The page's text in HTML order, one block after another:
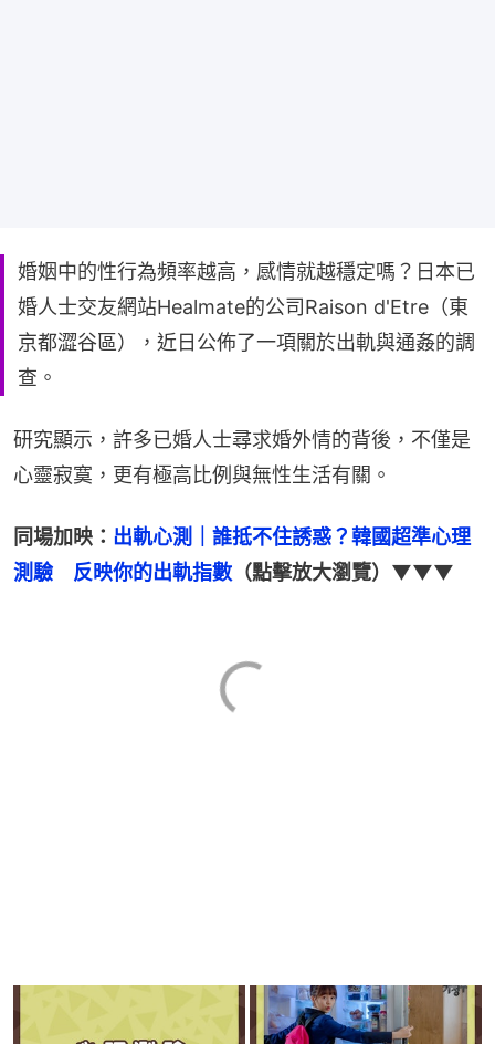
婚姻中的性行為頻率越高，感情就越穩定嗎？日本已
婚人士交友網站Healmate的公司Raison d'Etre（東
京都澀谷區），近日公佈了一項關於出軌與通姦的調
查。
研究顯示，許多已婚人士尋求婚外情的背後，不僅是
心靈寂寞，更有極高比例與無性生活有關。
同場加映： 出軌心測｜誰抵不住誘惑？韓國超準心理
測驗　反映你的出軌指數 （點擊放大瀏覽）▼▼▼